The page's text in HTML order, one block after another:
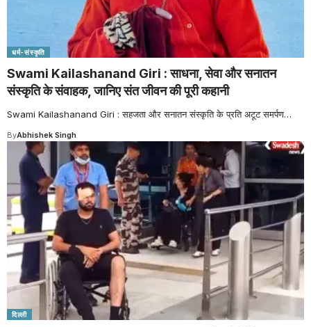
धर्म-संस्कृति
Swami Kailashanand Giri : साधना, सेवा और सनातन
संस्कृति के संवाहक, जानिए संत जीवन की पूरी कहानी
Swami Kailashanand Giri : सहजता और सनातन संस्कृति के प्रति अटूट समर्पण…
ByAbhishek Singh
दिल्ली